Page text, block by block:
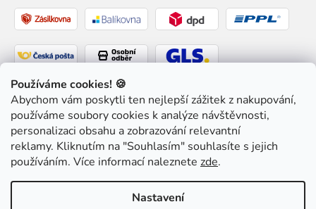
Používáme cookies! 🍪
Abychom vám poskytli ten nejlepší zážitek z nakupování,
používáme soubory cookies k analýze návštěvnosti,
personalizaci obsahu a zobrazování relevantní
reklamy. Kliknutím na "Souhlasím" souhlasíte s jejich
používáním. Více informací naleznete zde.
Nastavení
Způsoby platby:
Ziaja pro Tebe
Upravit nastavení cookies